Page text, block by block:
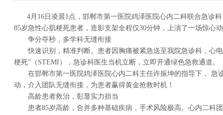
4月16日凌晨1点，邯郸市第一医院鸡泽医院心内二科联合急诊科
85岁急性心肌梗死患者，造影支架全程仅30分钟，上演了一场惊心
争分夺秒，多学科无缝衔接
快速识别，精准判断。患者因胸痛被紧急送至我院急诊科，心电
梗死”（STEMI），急诊科医生当机立断，立即开通绿色急救通道。
在邯郸市第一医院鸡泽医院心内二科主任许振坤的指导下， 急
动，介入团队无缝衔接，为患者赢得黄金抢救时机！
高龄患者救治，彰显实力担当
患者85岁高龄，合并多种基础疾病，手术风险极高。心内二科